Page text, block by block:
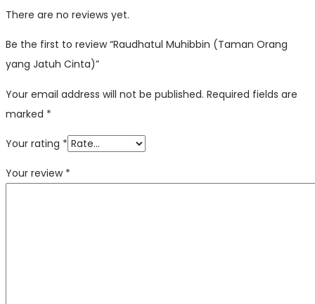
There are no reviews yet.
Be the first to review “Raudhatul Muhibbin (Taman Orang
yang Jatuh Cinta)”
Your email address will not be published. Required fields are
marked *
Your rating *
Your review *